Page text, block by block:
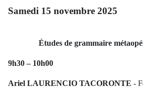
Samedi 15 novembre 2025
Études de grammaire
9h30 – 10h00
Ariel LAURENCIO TACORONTE -